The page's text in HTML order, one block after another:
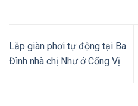
Lắp giàn phơi tự động tại Ba
Đình nhà chị Như ở Cống Vị